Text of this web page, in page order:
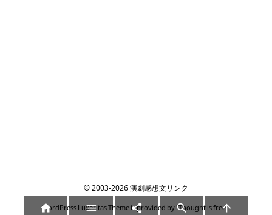
©2003-2026演劇感想文リンク
WordPress Luxeritas Theme is provided by "Thought is free".
    